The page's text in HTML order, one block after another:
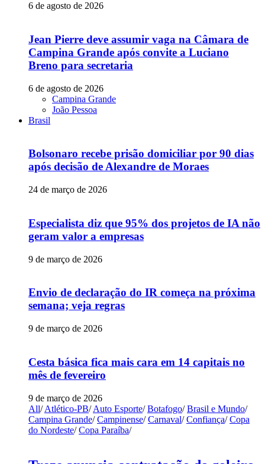
6 de agosto de 2026
Jean Pierre deve assumir vaga na Câmara de
Campina Grande após convite a Luciano
Breno para secretaria
6 de agosto de 2026
Campina Grande
João Pessoa
Brasil
Bolsonaro recebe prisão domiciliar por 90 dias
após decisão de Alexandre de Moraes
24 de março de 2026
Especialista diz que 95% dos projetos de IA não
geram valor a empresas
9 de março de 2026
Envio de declaração do IR começa na próxima
semana; veja regras
9 de março de 2026
Cesta básica fica mais cara em 14 capitais no
mês de fevereiro
9 de março de 2026
All/ Atlético-PB/ Auto Esporte/ Botafogo/ Brasil e Mundo/
Campina Grande/ Campinense/ Carnaval/ Confiança/ Copa
do Nordeste/ Copa Paraíba/